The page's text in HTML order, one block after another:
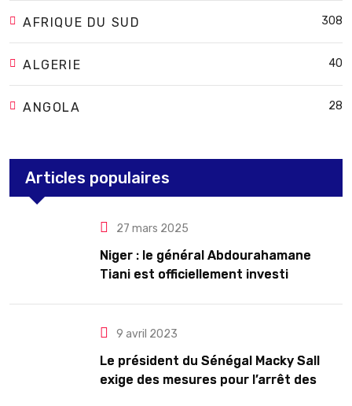
AFRIQUE DU SUD 308
ALGERIE 40
ANGOLA 28
Articles populaires
27 mars 2025
Niger : le général Abdourahamane
Tiani est officiellement investi
9 avril 2023
Le président du Sénégal Macky Sall
exige des mesures pour l’arrêt des